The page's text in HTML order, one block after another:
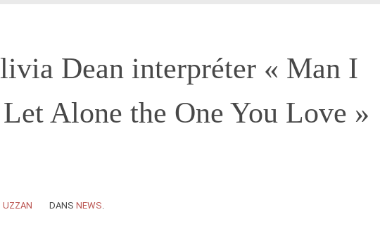
Dean interpréter « Man I
Alone the One You Love »
UZZAN DANS NEWS